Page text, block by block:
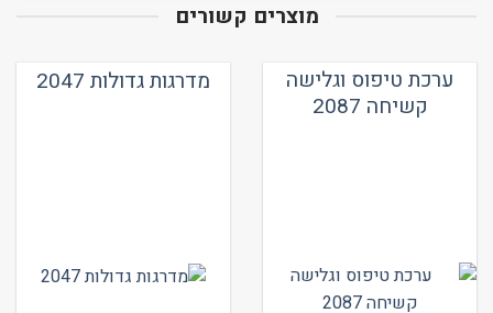
מוצרים קשורים
ערכת טיפוס וגלישה
קשיחה 2087
מדרגות גדולות 2047